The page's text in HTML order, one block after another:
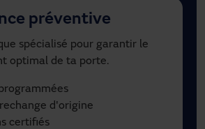
préventive
spécialisé pour garantir le
optimal de ta porte.
d'origine
certifiés